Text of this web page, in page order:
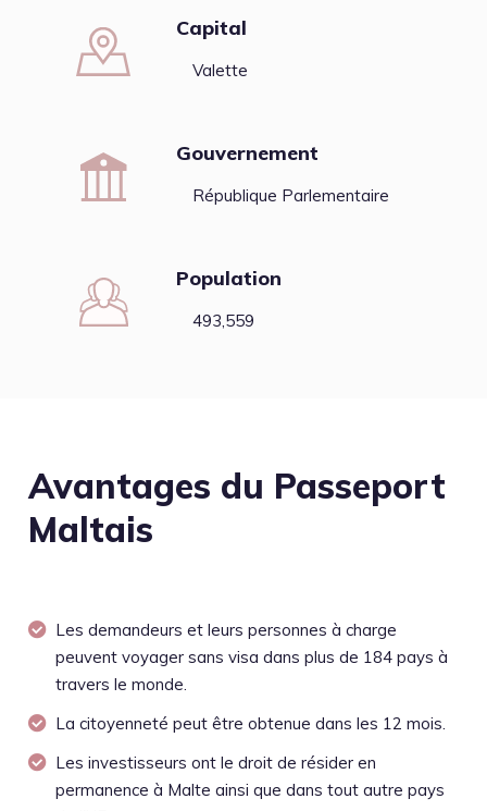
Capital
Valette
Gouvernement
République Parlementaire
Population
493,559
Avantages du Passeport
Maltais
Les demandeurs et leurs personnes à charge
peuvent voyager sans visa dans plus de 184 pays à
travers le monde.
La citoyenneté peut être obtenue dans les 12 mois.
Les investisseurs ont le droit de résider en
permanence à Malte ainsi que dans tout autre pays